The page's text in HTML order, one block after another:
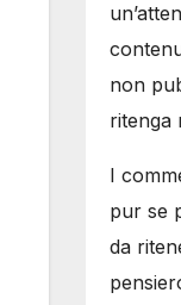
non
ritenga
I
pur se
da